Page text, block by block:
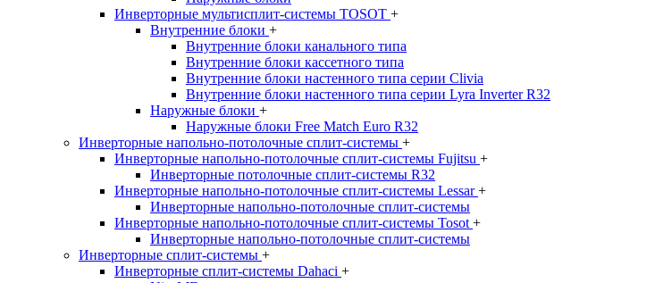
Инверторные мультисплит-системы TOSOT +
Внутренние блоки +
Внутренние блоки канального типа
Внутренние блоки кассетного типа
Внутренние блоки настенного типа серии Clivia
Внутренние блоки настенного типа серии Lyra Inverter R32
Наружные блоки +
Наружные блоки Free Match Euro R32
Инверторные напольно-потолочные сплит-системы +
Инверторные напольно-потолочные сплит-системы Fujitsu +
Инверторные потолочные сплит-системы R32
Инверторные напольно-потолочные сплит-системы Lessar+
Инверторные напольно-потолочные сплит-системы
Инверторные напольно-потолочные сплит-системы Tosot +
Инверторные напольно-потолочные сплит-системы
Инверторные сплит-системы +
Инверторные сплит-системы Dahaci +